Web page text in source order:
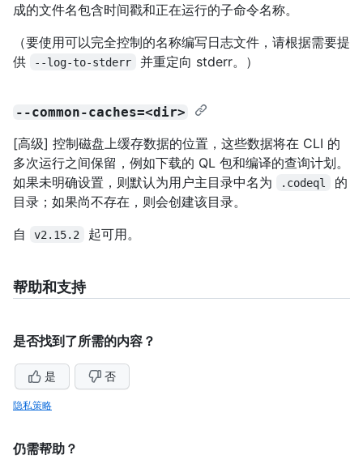
成的文件名包含时间戳和正在运行的子命令名称。
（要使用可以完全控制的名称编写日志文件，请根据需要提
供
--log-to-stderr 并重定向 stderr。）
--common-caches=<dir>
[高级] 控制磁盘上缓存数据的位置，这些数据将在 CLI 的
多次运行之间保留，例如下载的 QL 包和编译的查询计划。
如果未明确设置，则默认为用户主目录中名为
.codeql
的
目录；如果尚不存在，则会创建该目录。
自
v2.15.2 起可用。
帮助和支持
是否找到了所需的内容？
是 否
隐私策略
仍需帮助？